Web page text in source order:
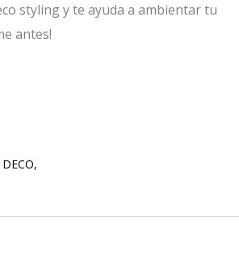
styling y te ayuda a ambientar tu
antes!
DECO,